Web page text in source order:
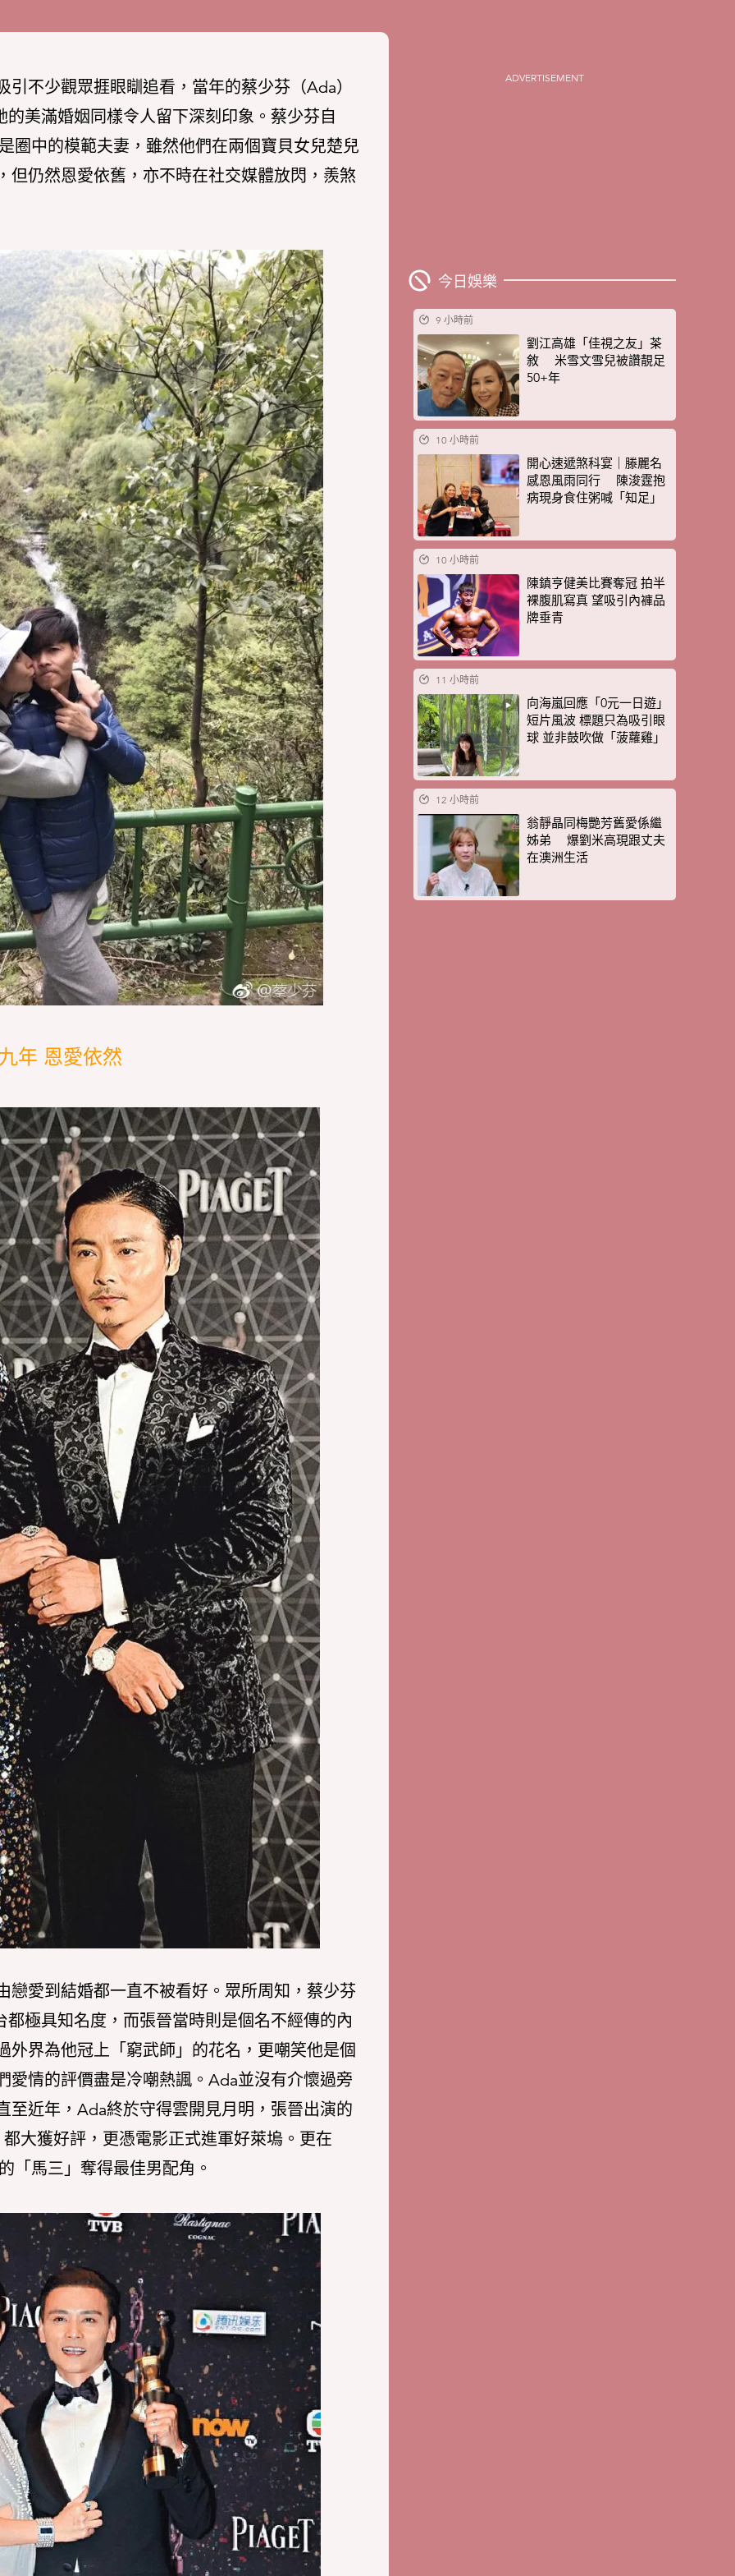
不少觀眾捱眼瞓追看，當年的蔡少芬（Ada）
美滿婚姻同樣令人留下深刻印象。蔡少芬自
圈中的模範夫妻，雖然他們在兩個寶貝女兒楚兒
但仍然恩愛依舊，亦不時在社交媒體放閃，羨煞
年 恩愛依然
戀愛到結婚都一直不被看好。眾所周知，蔡少芬
極具知名度，而張晉當時則是個名不經傳的內
外界為他冠上「窮武師」的花名，更嘲笑他是個
愛情的評價盡是冷嘲熱諷。Ada並沒有介懷過旁
至近年，Ada終於守得雲開見月明，張晉出演的
大獲好評，更憑電影正式進軍好萊塢。更在
「馬三」奪得最佳男配角。
ADVERTISEMENT
今日娛樂
9 小時前
劉江高雄「佳視之友」茶
敘 米雪文雪兒被讚靚足
50+年
10 小時前
開心速遞煞科宴｜滕麗名
感恩風雨同行 陳浚霆抱
病現身食住粥喊「知足」
10 小時前
陳鎮亨健美比賽奪冠 拍半
裸腹肌寫真 望吸引內褲品
牌垂青
11 小時前
向海嵐回應「0元一日遊」
短片風波 標題只為吸引眼
球 並非鼓吹做「菠蘿雞」
12 小時前
翁靜晶同梅艷芳舊愛係繼
姊弟 爆劉米高現跟丈夫
在澳洲生活